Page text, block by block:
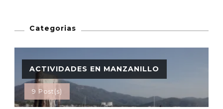
Categorias
ACTIVIDADES EN MANZANILLO
9 Post(s)